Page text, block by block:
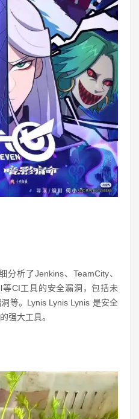
析了Jenkins、TeamCity、
CI工具的安全漏洞，包括未
等。Lynis Lynis Lynis 是安全
强大工具。